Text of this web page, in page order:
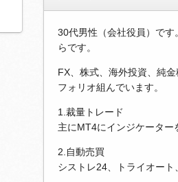
30代男性（会社役員）で
らです。
FX、株式、海外投資、純
フォリオ組んでいます。
1.裁量トレード
主にMT4にインジケーター
2.自動売買
シストレ24、トライオート